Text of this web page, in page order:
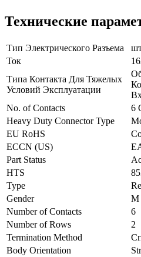
Технические
Тип Электрического Разъема
Ток
Типа Контакта Для Тяжелых
Условий Эксплуатации
No. of Contacts
6
Heavy Duty Connector Type
EU RoHS
ECCN (US)
Part Status
HTS
Type
Gender
M
Number of Contacts
6
Number of Rows
2
Termination Method
Body Orientation